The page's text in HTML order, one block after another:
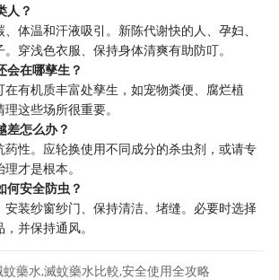
人？
体温和汗液吸引。新陈代谢快的人、孕妇、
穿浅色衣服、保持身体清爽有助防叮。
会在哪孳生？
有机质丰富处孳生，如宠物粪便、腐烂植
这些场所很重要。
差怎么办？
药性。应轮换使用不同成分的杀虫剂，或请专
才是根本。
何安全防虫？
安装纱窗纱门、保持清洁、堵缝。必要时选择
并保持通风。
藥水,滅蚊藥水比較,安全使用全攻略